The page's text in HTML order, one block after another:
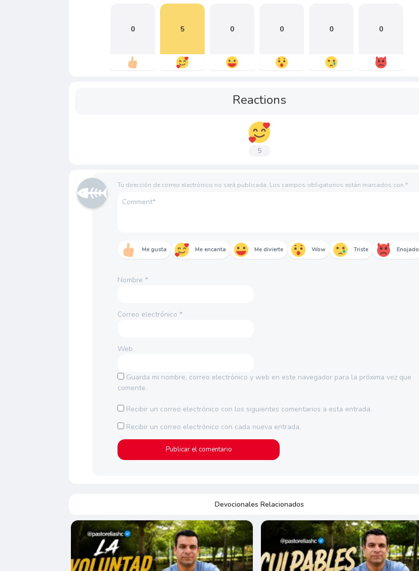
0 5 0 0 0 0
Reactions
5
Tu dirección de correo electrónico no será publicada. Los campos obligatorios están marcados con*
Me gusta Me encanta Me divierte Wow Triste Enojado
Nombre*
Correo electrónico*
Web
Guarda mi nombre, correo electrónico y web en este navegador para la próxima vez que
comente.
Recibir un correo electrónico con los siguientes comentarios a esta entrada.
Recibir un correo electrónico con cada nueva entrada.
Devocionales Relacionados